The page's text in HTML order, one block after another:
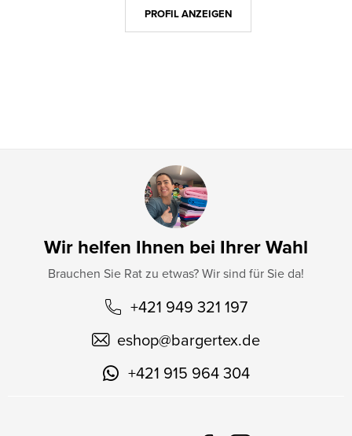
Wir helfen Ihnen bei Ihrer Wahl
Brauchen Sie Rat zu etwas? Wir sind für Sie da!
+421 949 321 197
eshop@bargertex.de
+421 915 964 304
PROFIL ANZEIGEN